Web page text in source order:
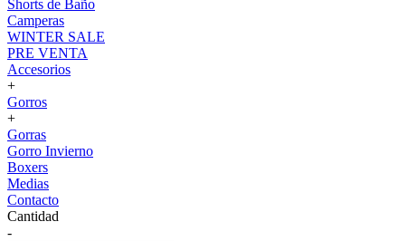
Shorts de Baño
Camperas
WINTER SALE
PRE VENTA
Accesorios
+
Gorros
+
Gorras
Gorro Invierno
Boxers
Medias
Contacto
Cantidad
-